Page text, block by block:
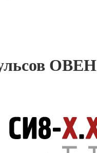
ОВЕН